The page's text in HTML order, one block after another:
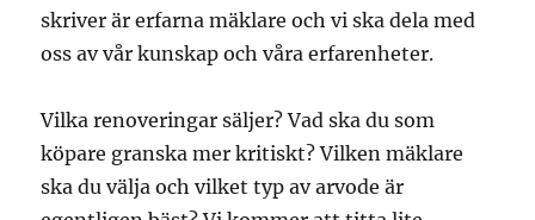
skriver är erfarna mäklare och vi ska dela med
oss av vår kunskap och våra erfarenheter.
Vilka renoveringar säljer? Vad ska du som
köpare granska mer kritiskt? Vilken mäklare
ska du välja och vilket typ av arvode är